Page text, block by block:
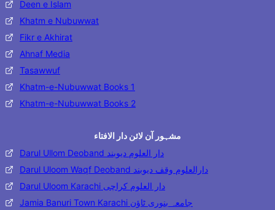
Deen e Islam
Khatm e Nubuwwat
Fikr e Akhirat
Ahnaf Media
Tasawwuf
Khatm-e-Nubuwwat Books 1
Khatm-e-Nubuwwat Books 2
مشہور آن لائن دار الافتاء
Darul Ullom Deoband دار العلوم دیوبند
Darul Uloom Waqf Deoband دارالعلوم وقف دیوبند
Darul Uloom Karachi دار العلوم کراچی
Jamia Banuri Town Karachi جامعہ بنوری ٹاؤن